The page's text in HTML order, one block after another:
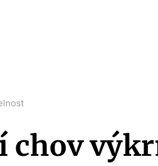
chov